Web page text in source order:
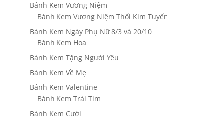
Bánh Kem Vương Niệm
Bánh Kem Vương Niệm Thổi Kim Tuyến
Bánh Kem Ngày Phụ Nữ 8/3 và 20/10
Bánh Kem Hoa
Bánh Kem Tặng Người Yêu
Bánh Kem Về Mẹ
Bánh Kem Valentine
Bánh Kem Trái Tim
Bánh Kem Cưới